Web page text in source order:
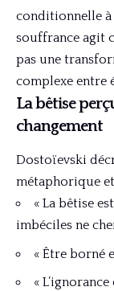
conditionnelle à
souffrance agit
pas une
complexe entre
La bêtise
changement
Dostoïevski
métaphorique
« La bêtise
imbéciles ne
« Être borné
«